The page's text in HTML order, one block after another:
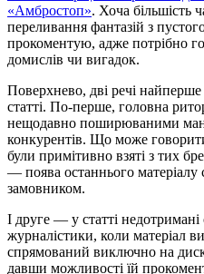
«Амбростоп». Хоча більшість
переливання фантазій з
прокоментую, адже потрібно
домислів чи вигадок.
Поверхнево, дві речі
статті. По-перше, головна
нещодавно поширюваними
конкурентів. Що може
були примітивно взяті з тих
— поява останнього
замовником.
І друге — у статті недотримані
журналістики, коли матеріал
спрямований виключно на
давши можливості їй